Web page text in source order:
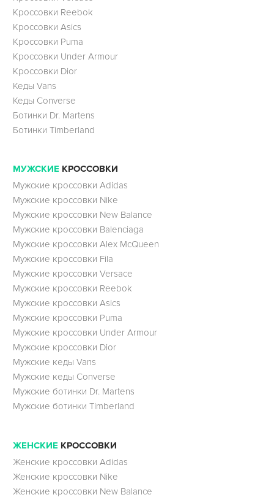
Кроссовки Reebok
Кроссовки Asics
Кроссовки Puma
Кроссовки Under Armour
Кроссовки Dior
Кеды Vans
Кеды Converse
Ботинки Dr. Martens
Ботинки Timberland
МУЖСКИЕ КРОССОВКИ
Мужские кроссовки Adidas
Мужские кроссовки Nike
Мужские кроссовки New Balance
Мужские кроссовки Balenciaga
Мужские кроссовки Alex McQueen
Мужские кроссовки Fila
Мужские кроссовки Versace
Мужские кроссовки Reebok
Мужские кроссовки Asics
Мужские кроссовки Puma
Мужские кроссовки Under Armour
Мужские кроссовки Dior
Мужские кеды Vans
Мужские кеды Converse
Мужские ботинки Dr. Martens
Мужские ботинки Timberland
ЖЕНСКИЕ КРОССОВКИ
Женские кроссовки Adidas
Женские кроссовки Nike
Женские кроссовки New Balance